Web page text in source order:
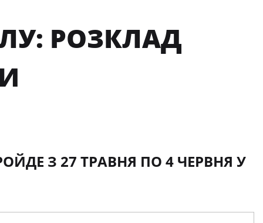
РОЗКЛАД
З 27 ТРАВНЯ ПО 4 ЧЕРВНЯ У